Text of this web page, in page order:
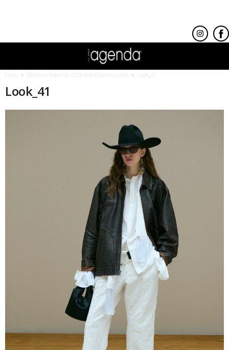
Women’s Polo Fall 2026 Polo Ralph Lauren Look_41
Look_41